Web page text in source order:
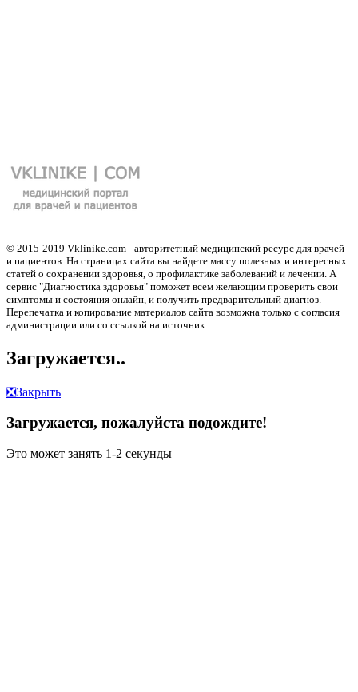
© 2015-2019 Vklinike.com - авторитетный медицинский ресурс для врачей
и пациентов. На страницах сайта вы найдете массу полезных и интересных
статей о сохранении здоровья, о профилактике заболеваний и лечении. А
сервис "Диагностика здоровья" поможет всем желающим проверить свои
симптомы и состояния онлайн, и получить предварительный диагноз.
Перепечатка и копирование материалов сайта возможна только с согласия
администрации или со ссылкой на источник.
Загружается..
❎Закрыть
Загружается, пожалуйста подождите!
Это может занять 1-2 секунды